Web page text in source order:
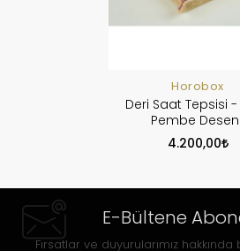
Horobox
Deri Saat Tepsisi -
Pembe
4.200,00
E-Bültene
Fırsatlar ve duyurularımız